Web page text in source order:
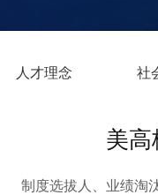
人才理念 社
美
制度选拔人、业绩淘